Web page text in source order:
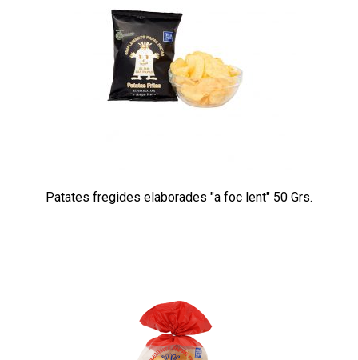
Patates fregides elaborades "a foc lent" 50 Grs.